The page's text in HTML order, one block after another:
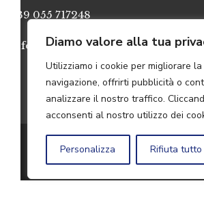
Diamo valore alla tua
Utilizziamo i cookie per migliorare
navigazione, offrirti pubblicità o
analizzare il nostro traffico.
acconsenti al nostro utilizzo dei
Personalizza Rifiuta tutto
+39 055 717248
info@FlorenceArtEdizioni.com